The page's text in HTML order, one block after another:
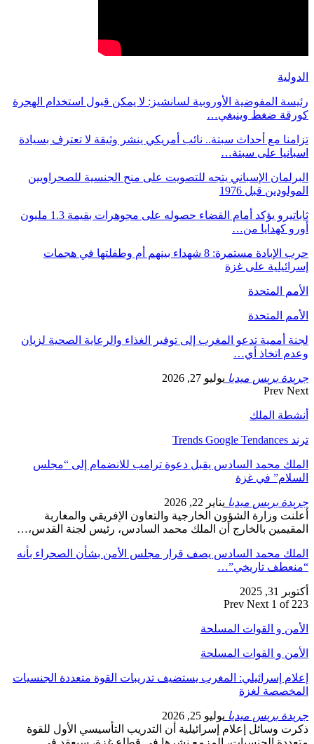
الدولية
رئيسة المفوضية الأوروبية لسانشيز: لا يمكن قبول استخدام الهجرة
كورقة ضغط وينبغي…
تزامنا مع أحداث سبتة.. نائب أمريكي ينشر وثيقة لا تعترف بسيادة
اسبانيا على سبتة…
البرلمان الإسباني يتجه للتصويت على منح الجنسية للصحراويين
المولودين قبل 1976
ثاباتيرو يؤكد أمام القضاء حصوله على مجوهرات بقيمة 1.3 مليون
أورو كهدايا من…
حرب الإبادة مستمرة: 8 شهداء بينهم أم وطفلتها في هجمات
إسرائيلية على غزة
الأمم المتحدة
الأمم المتحدة
لجنة أممية تدعو المغرب إلى توفير الغذاء والرعاية الصحية لزيان
وعدم اتخاذ أي…
جريدة بريس ميديا يوليو 27, 2026
Prev Next
أنشطة الملك
ترند Trends Google Tendances
الملك محمد السادس يقبل دعوة ترامب للانضمام إلى “مجلس
السلام” في غزة
جريدة بريس ميديا يناير 22, 2026
أعلنت وزارة الشؤون الخارجية والتعاون الإفريقي والمغاربة
المقيمين بالخارج أن الملك محمد السادس، رئيس لجنة القدس،…
الملك محمد السادس يصف قرار مجلس الأمن بشأن الصحراء بأنه
“منعطف تاريخي”…
أكتوبر 31, 2025
Prev Next 1 of 223
الأمن و القوات المسلحة
الأمن و القوات المسلحة
إعلام إسرائيلي: المغرب يستضيف تدريبات القوة متعددة الجنسيات
المخصصة لغزة
جريدة بريس ميديا يوليو 25, 2026
ذكرت وسائل إعلام إسرائيلية أن التدريب التأسيسي الأول للقوة